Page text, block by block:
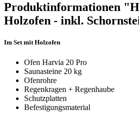
Produktinformationen
Holzofen - inkl.
Im Set mit Holzofen
Ofen Harvia 20 Pro
Saunasteine 20 kg
Ofenrohre
Regenkragen + Regenhaube
Schutzplatten
Befestigungsmaterial